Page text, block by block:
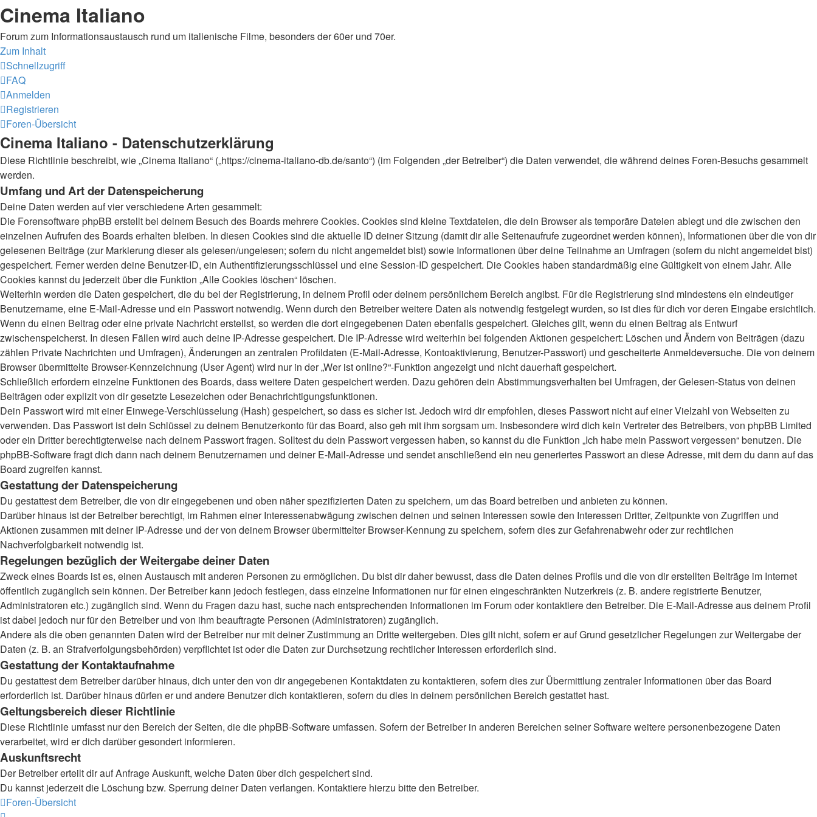
Cinema Italiano
Forum zum Informationsaustausch rund um italienische Filme, besonders der 60er und 70er.
Zum Inhalt
Schnellzugriff
FAQ
Anmelden
Registrieren
Foren-Übersicht
Cinema Italiano - Datenschutzerklärung
Diese Richtlinie beschreibt, wie „Cinema Italiano“ („https://cinema-italiano-db.de/santo“) (im Folgenden „der Betreiber“) die Daten verwendet, die während deines Foren-Besuchs gesammelt
werden.
Umfang und Art der Datenspeicherung
Deine Daten werden auf vier verschiedene Arten gesammelt:
Die Forensoftware phpBB erstellt bei deinem Besuch des Boards mehrere Cookies. Cookies sind kleine Textdateien, die dein Browser als temporäre Dateien ablegt und die zwischen den
einzelnen Aufrufen des Boards erhalten bleiben. In diesen Cookies sind die aktuelle ID deiner Sitzung (damit dir alle Seitenaufrufe zugeordnet werden können), Informationen über die von dir
gelesenen Beiträge (zur Markierung dieser als gelesen/ungelesen; sofern du nicht angemeldet bist) sowie Informationen über deine Teilnahme an Umfragen (sofern du nicht angemeldet bist)
gespeichert. Ferner werden deine Benutzer-ID, ein Authentifizierungsschlüssel und eine Session-ID gespeichert. Die Cookies haben standardmäßig eine Gültigkeit von einem Jahr. Alle
Cookies kannst du jederzeit über die Funktion „Alle Cookies löschen“ löschen.
Weiterhin werden die Daten gespeichert, die du bei der Registrierung, in deinem Profil oder deinem persönlichem Bereich angibst. Für die Registrierung sind mindestens ein eindeutiger
Benutzername, eine E-Mail-Adresse und ein Passwort notwendig. Wenn durch den Betreiber weitere Daten als notwendig festgelegt wurden, so ist dies für dich vor deren Eingabe ersichtlich.
Wenn du einen Beitrag oder eine private Nachricht erstellst, so werden die dort eingegebenen Daten ebenfalls gespeichert. Gleiches gilt, wenn du einen Beitrag als Entwurf
zwischenspeicherst. In diesen Fällen wird auch deine IP-Adresse gespeichert. Die IP-Adresse wird weiterhin bei folgenden Aktionen gespeichert: Löschen und Ändern von Beiträgen (dazu
zählen Private Nachrichten und Umfragen), Änderungen an zentralen Profildaten (E-Mail-Adresse, Kontoaktivierung, Benutzer-Passwort) und gescheiterte Anmeldeversuche. Die von deinem
Browser übermittelte Browser-Kennzeichnung (User Agent) wird nur in der „Wer ist online?“-Funktion angezeigt und nicht dauerhaft gespeichert.
Schließlich erfordern einzelne Funktionen des Boards, dass weitere Daten gespeichert werden. Dazu gehören dein Abstimmungsverhalten bei Umfragen, der Gelesen-Status von deinen
Beiträgen oder explizit von dir gesetzte Lesezeichen oder Benachrichtigungsfunktionen.
Dein Passwort wird mit einer Einwege-Verschlüsselung (Hash) gespeichert, so dass es sicher ist. Jedoch wird dir empfohlen, dieses Passwort nicht auf einer Vielzahl von Webseiten zu
verwenden. Das Passwort ist dein Schlüssel zu deinem Benutzerkonto für das Board, also geh mit ihm sorgsam um. Insbesondere wird dich kein Vertreter des Betreibers, von phpBB Limited
oder ein Dritter berechtigterweise nach deinem Passwort fragen. Solltest du dein Passwort vergessen haben, so kannst du die Funktion „Ich habe mein Passwort vergessen“ benutzen. Die
phpBB-Software fragt dich dann nach deinem Benutzernamen und deiner E-Mail-Adresse und sendet anschließend ein neu generiertes Passwort an diese Adresse, mit dem du dann auf das
Board zugreifen kannst.
Gestattung der Datenspeicherung
Du gestattest dem Betreiber, die von dir eingegebenen und oben näher spezifizierten Daten zu speichern, um das Board betreiben und anbieten zu können.
Darüber hinaus ist der Betreiber berechtigt, im Rahmen einer Interessenabwägung zwischen deinen und seinen Interessen sowie den Interessen Dritter, Zeitpunkte von Zugriffen und
Aktionen zusammen mit deiner IP-Adresse und der von deinem Browser übermittelter Browser-Kennung zu speichern, sofern dies zur Gefahrenabwehr oder zur rechtlichen
Nachverfolgbarkeit notwendig ist.
Regelungen bezüglich der Weitergabe deiner Daten
Zweck eines Boards ist es, einen Austausch mit anderen Personen zu ermöglichen. Du bist dir daher bewusst, dass die Daten deines Profils und die von dir erstellten Beiträge im Internet
öffentlich zugänglich sein können. Der Betreiber kann jedoch festlegen, dass einzelne Informationen nur für einen eingeschränkten Nutzerkreis (z. B. andere registrierte Benutzer,
Administratoren etc.) zugänglich sind. Wenn du Fragen dazu hast, suche nach entsprechenden Informationen im Forum oder kontaktiere den Betreiber. Die E-Mail-Adresse aus deinem Profil
ist dabei jedoch nur für den Betreiber und von ihm beauftragte Personen (Administratoren) zugänglich.
Andere als die oben genannten Daten wird der Betreiber nur mit deiner Zustimmung an Dritte weitergeben. Dies gilt nicht, sofern er auf Grund gesetzlicher Regelungen zur Weitergabe der
Daten (z. B. an Strafverfolgungsbehörden) verpflichtet ist oder die Daten zur Durchsetzung rechtlicher Interessen erforderlich sind.
Gestattung der Kontaktaufnahme
Du gestattest dem Betreiber darüber hinaus, dich unter den von dir angegebenen Kontaktdaten zu kontaktieren, sofern dies zur Übermittlung zentraler Informationen über das Board
erforderlich ist. Darüber hinaus dürfen er und andere Benutzer dich kontaktieren, sofern du dies in deinem persönlichen Bereich gestattet hast.
Geltungsbereich dieser Richtlinie
Diese Richtlinie umfasst nur den Bereich der Seiten, die die phpBB-Software umfassen. Sofern der Betreiber in anderen Bereichen seiner Software weitere personenbezogene Daten
verarbeitet, wird er dich darüber gesondert informieren.
Auskunftsrecht
Der Betreiber erteilt dir auf Anfrage Auskunft, welche Daten über dich gespeichert sind.
Du kannst jederzeit die Löschung bzw. Sperrung deiner Daten verlangen. Kontaktiere hierzu bitte den Betreiber.
Foren-Übersicht